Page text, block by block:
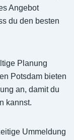
Angebot
du den besten
Planung
Potsdam bieten
an, damit du
kannst.
Ummeldung